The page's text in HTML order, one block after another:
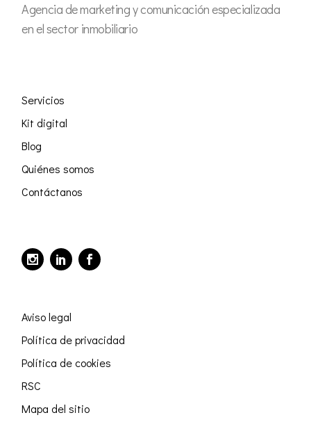
Agencia de marketing y comunicación especializada
en el sector inmobiliario
Servicios
Kit digital
Blog
Quiénes somos
Contáctanos
Aviso legal
Política de privacidad
Política de cookies
RSC
Mapa del sitio